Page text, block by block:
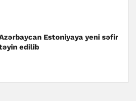
Estoniyaya yeni səfir
edilib